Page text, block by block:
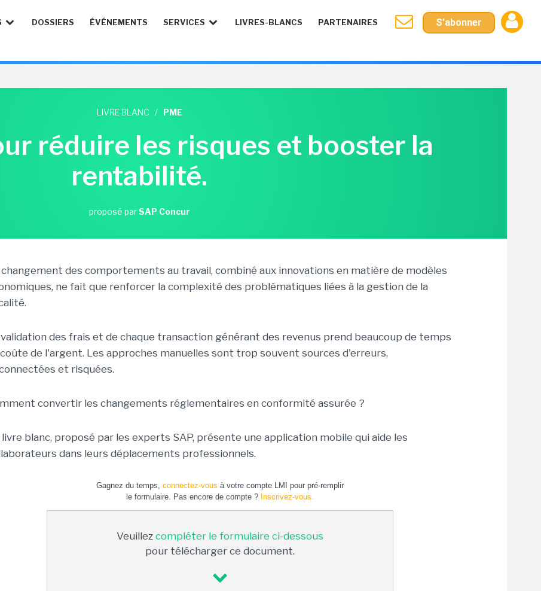
DOSSIERS ÉVÉNEMENTS SERVICES LIVRES-BLANCS PARTENAIRES S'abonner
LIVRE BLANC / PME
réduire les risques et booster la
rentabilité.
proposé parSAP Concur
changement des comportements au travail, combiné aux innovations en matière de modèles
ne fait que renforcer la complexité des problématiques liées à la gestion de la
validation des frais et de chaque transaction générant des revenus prend beaucoup de temps
de l'argent. Les approches manuelles sont trop souvent sources d'erreurs,
et risquées.
convertir les changements réglementaires en conformité assurée ?
livre blanc, proposé par les experts SAP, présente une application mobile qui aide les
dans leurs déplacements professionnels.
Gagnez du temps, connectez-vous à votre compte LMI pour pré-remplir
le formulaire. Pas encore de compte ? Inscrivez-vous.
Veuillez compléter le formulaire ci-dessous
pour télécharger ce document.